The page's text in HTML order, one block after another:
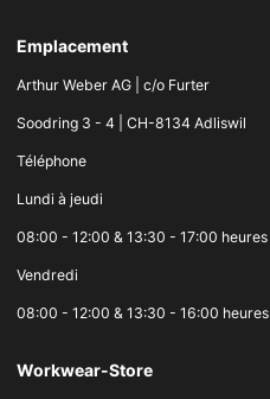
Emplacement
Arthur Weber AG | c/o Furter
Soodring 3 - 4 | CH-8134 Adliswil
Téléphone
Lundi à jeudi
08:00 - 12:00 & 13:30 - 17:00 heures
Vendredi
08:00 - 12:00 & 13:30 - 16:00 heures
Workwear-Store